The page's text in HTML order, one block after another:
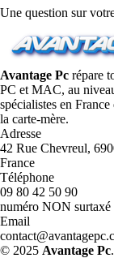
Une question sur
Avantage Pc répare
PC et MAC, au
spécialistes en
la carte-mère.
Adresse
42 Rue Chevreul,
France
Téléphone
09 80 42 50 90
numéro NON surtaxé
Email
© 2025 Avantage Pc